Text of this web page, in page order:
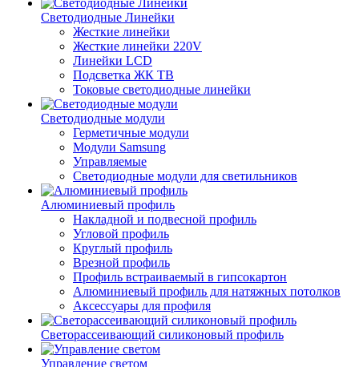
Светодиодные Линейки
Жесткие линейки
Жесткие линейки 220V
Линейки LCD
Подсветка ЖК ТВ
Токовые светодиодные линейки
Светодиодные модули
Герметичные модули
Модули Samsung
Управляемые
Светодиодные модули для светильников
Алюминиевый профиль
Накладной и подвесной профиль
Угловой профиль
Круглый профиль
Врезной профиль
Профиль встраиваемый в гипсокартон
Алюминиевый профиль для натяжных потолков
Аксессуары для профиля
Светорассеивающий силиконовый профиль
Управление светом